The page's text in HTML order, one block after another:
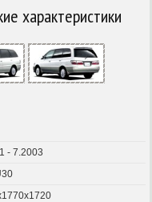
характеристики
- 7.2003